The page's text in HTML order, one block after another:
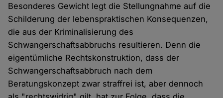
Besonderes Gewicht legt die Stellungnahme auf die
Schilderung der lebenspraktischen Konsequenzen,
die aus der Kriminalisierung des
Schwangerschaftsabbruchs resultieren. Denn die
eigentümliche Rechtskonstruktion, dass der
Schwangerschaftsabbruch nach dem
Beratungskonzept zwar straffrei ist, aber dennoch